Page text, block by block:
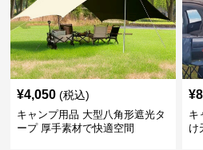
¥4,050 (税込)
キャンプ用品 大型八角形遮光タ
ープ 厚手素材で快適空間
¥
キ
け